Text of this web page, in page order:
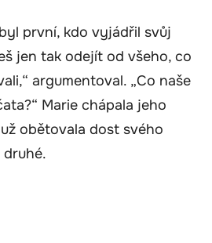
první, kdo vyjádřil svůj
jen tak odejít od všeho, co
argumentoval. „Co naše
Marie chápala jeho
obětovala dost svého